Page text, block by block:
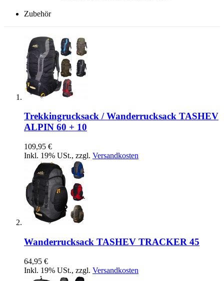
Zubehör
Trekkingrucksack / Wanderrucksack TASHEV
ALPIN 60 + 10
109,95 €
Inkl. 19% USt., zzgl. Versandkosten
Wanderrucksack TASHEV TRACKER 45
64,95 €
Inkl. 19% USt., zzgl. Versandkosten